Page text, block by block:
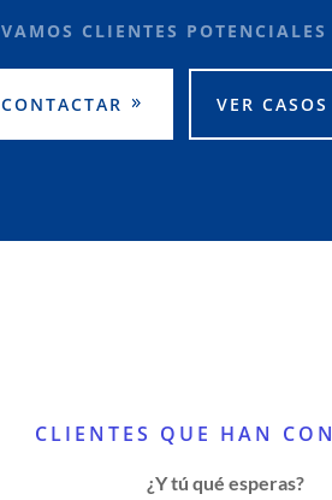
CLIENTES
CONTACTAR VER
CLIENTES QUE HAN
¿Y tú qué esperas?